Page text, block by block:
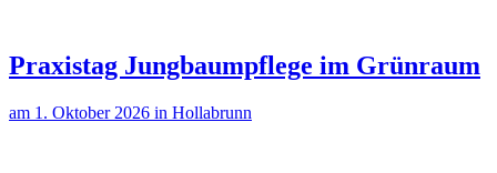
Praxistag Jungbaumpflege im Grünraum
am 1. Oktober 2026 in Hollabrunn